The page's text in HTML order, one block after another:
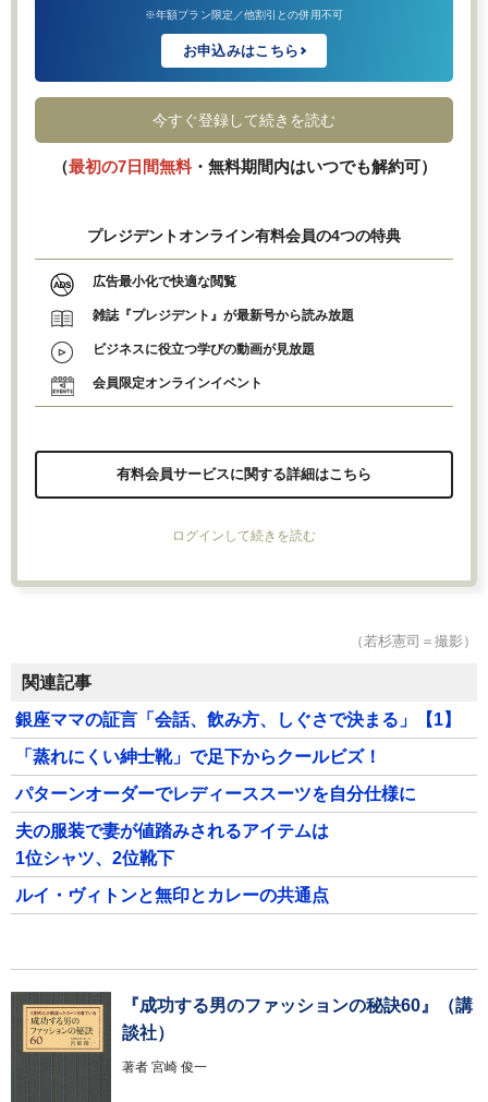
※年額プラン限定／他割引との併用不可
お申込みはこちら
今すぐ登録して続きを読む
（最初の7日間無料・無料期間内はいつでも解約可）
プレジデントオンライン有料会員の4つの特典
広告最小化で快適な閲覧
雑誌『プレジデント』が最新号から読み放題
ビジネスに役立つ学びの動画が見放題
会員限定オンラインイベント
有料会員サービスに関する詳細はこちら
ログインして続きを読む
（若杉憲司＝撮影）
関連記事
銀座ママの証言「会話、飲み方、しぐさで決まる」【1】
「蒸れにくい紳士靴」で足下からクールビズ！
パターンオーダーでレディーススーツを自分仕様に
夫の服装で妻が値踏みされるアイテムは
1位シャツ、2位靴下
ルイ・ヴィトンと無印とカレーの共通点
『成功する男のファッションの秘訣60』（講
談社）
著者 宮崎 俊一